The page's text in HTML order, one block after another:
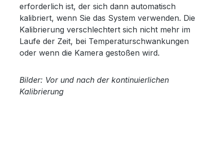
erforderlich ist, der sich dann automatisch
kalibriert, wenn Sie das System verwenden. Die
Kalibrierung verschlechtert sich nicht mehr im
Laufe der Zeit, bei Temperaturschwankungen
oder wenn die Kamera gestoßen wird.
Bilder: Vor und nach der kontinuierlichen
Kalibrierung